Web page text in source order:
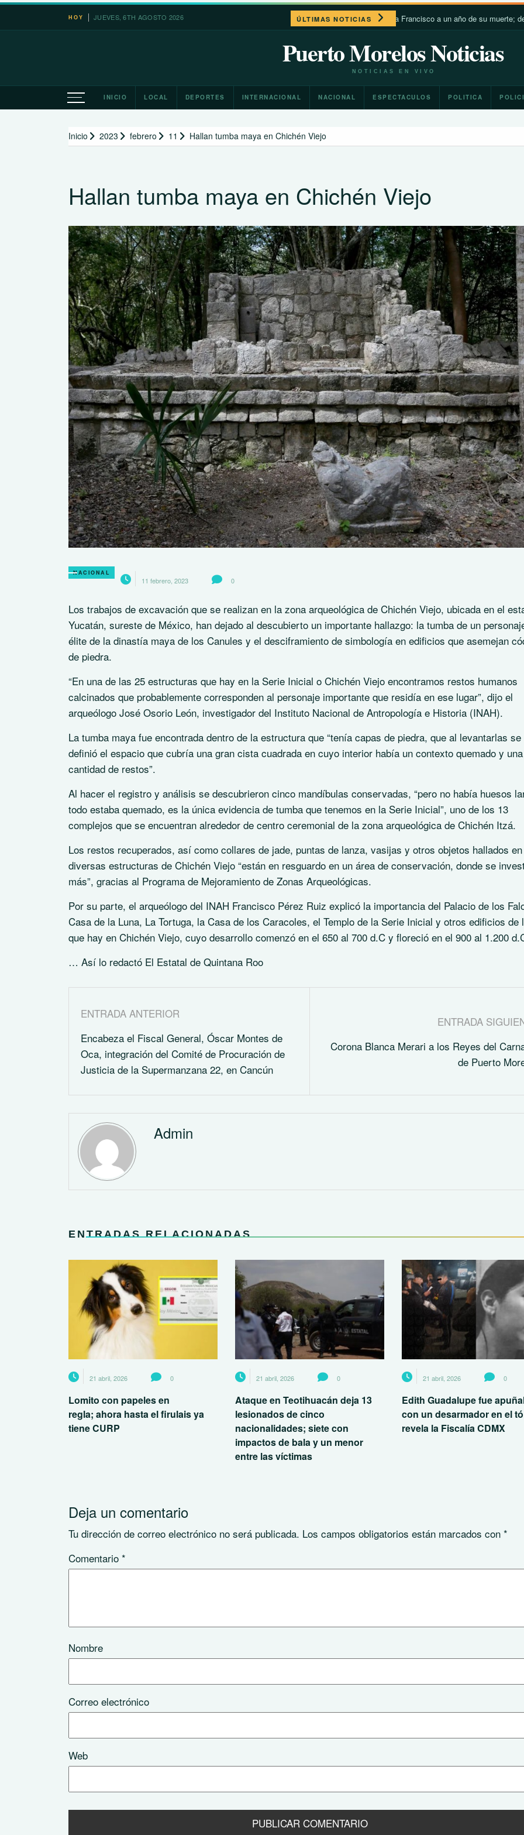
Saltar
HOY JUEVES, 6TH AGOSTO 2026 ÚLTIMAS NOTICIAS
León XIV recuerda a Francisco a un año de su muerte; destaca su
Puerto Morelos Noticias
NOTICIAS EN VIVO
INICIO LOCAL DEPORTES INTERNACIONAL NACIONAL ESPECTACULOS POLITICA
Inicio 2023 febrero 11 Hallan tumba maya en Chichén Viejo
Hallan tumba maya en Chichén Viejo
NACIONAL
11 febrero, 2023 0
Los trabajos de excavación que se realizan en la zona arqueológica de Chichén Viejo, ubicada en el
Yucatán, sureste de México, han dejado al descubierto un importante hallazgo: la tumba de un
élite de la dinastía maya de los Canules y el desciframiento de simbología en edificios que asemejan
de piedra.
“En una de las 25 estructuras que hay en la Serie Inicial o Chichén Viejo encontramos restos humanos
calcinados que probablemente corresponden al personaje importante que residía en ese lugar”, dijo el
arqueólogo José Osorio León, investigador del Instituto Nacional de Antropología e Historia (INAH).
La tumba maya fue encontrada dentro de la estructura que “tenía capas de piedra, que al levantarlas se
definió el espacio que cubría una gran cista cuadrada en cuyo interior había un contexto quemado y
cantidad de restos”.
Al hacer el registro y análisis se descubrieron cinco mandíbulas conservadas, “pero no había huesos
todo estaba quemado, es la única evidencia de tumba que tenemos en la Serie Inicial”, uno de los 13
complejos que se encuentran alrededor de centro ceremonial de la zona arqueológica de Chichén Itzá.
Los restos recuperados, así como collares de jade, puntas de lanza, vasijas y otros objetos hallados en
diversas estructuras de Chichén Viejo “están en resguardo en un área de conservación, donde se
más”, gracias al Programa de Mejoramiento de Zonas Arqueológicas.
Por su parte, el arqueólogo del INAH Francisco Pérez Ruiz explicó la importancia del Palacio de los
Casa de la Luna, La Tortuga, la Casa de los Caracoles, el Templo de la Serie Inicial y otros edificios de
que hay en Chichén Viejo, cuyo desarrollo comenzó en el 650 al 700 d.C y floreció en el 900 al 1.200
… Así lo redactó El Estatal de Quintana Roo
ENTRADA ANTERIOR
Encabeza el Fiscal General, Óscar Montes de
Oca, integración del Comité de Procuración de
Justicia de la Supermanzana 22, en Cancún
ENTRADA
Corona Blanca Merari a los Reyes del
de Puerto
Admin
ENTRADAS RELACIONADAS
21 abril, 2026 0
Lomito con papeles en
regla; ahora hasta el firulais ya
tiene CURP
21 abril, 2026 0
Ataque en Teotihuacán deja 13
lesionados de cinco
nacionalidades; siete con
impactos de bala y un menor
entre las víctimas
21 abril, 2026 0
Edith Guadalupe fue
con un desarmador en el
revela la Fiscalía CDMX
Deja un comentario
Tu dirección de correo electrónico no será publicada. Los campos obligatorios están marcados con *
Comentario *
Nombre
Correo electrónico
Web